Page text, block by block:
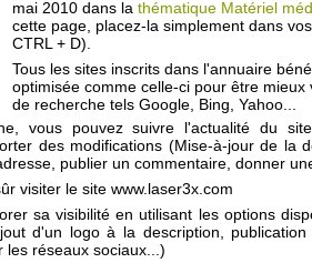
mai 2010 dans la thématique Matériel
cette page, placez-la simplement dans
CTRL + D).
Tous les sites inscrits dans l'annuaire
optimisée comme celle-ci pour être mieux
de recherche tels Google, Bing, Yahoo...
vous pouvez suivre l'actualité du
des modifications (Mise-à-jour de la
publier un commentaire, donner
visiter le site www.laser3x.com
sa visibilité en utilisant les options
d'un logo à la description,
les réseaux sociaux...)